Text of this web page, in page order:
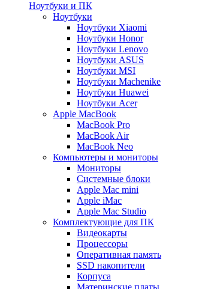
Ноутбуки и ПК
Ноутбуки
Ноутбуки Xiaomi
Ноутбуки Honor
Ноутбуки Lenovo
Ноутбуки ASUS
Ноутбуки MSI
Ноутбуки Machenike
Ноутбуки Huawei
Ноутбуки Acer
Apple MacBook
MacBook Pro
MacBook Air
MacBook Neo
Компьютеры и мониторы
Мониторы
Системные блоки
Apple Mac mini
Apple iMac
Apple Mac Studio
Комплектующие для ПК
Видеокарты
Процессоры
Оперативная память
SSD накопители
Корпуса
Материнские платы